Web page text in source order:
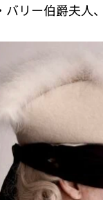
リー伯爵夫人